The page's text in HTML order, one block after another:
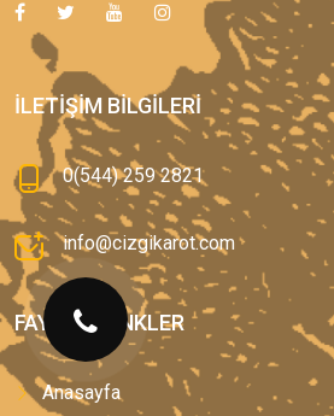
İLETIŞIM BILGILERI
0(544) 259 2821
info@cizgikarot.com
FAYDALI LINKLER
Anasayfa